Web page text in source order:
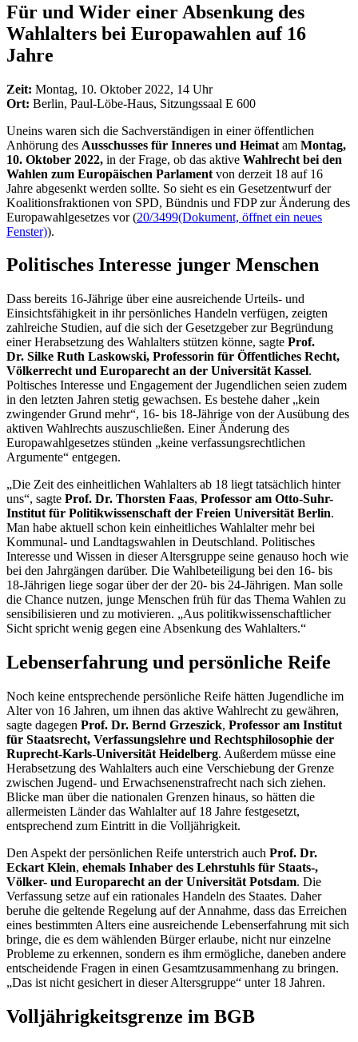
Für und Wider einer Absenkung des
Wahlalters bei Europawahlen auf 16
Jahre
Zeit: Montag, 10. Oktober 2022, 14 Uhr
Ort: Berlin, Paul-Löbe-Haus, Sitzungssaal E 600
Uneins waren sich die Sachverständigen in einer öffentlichen
Anhörung des Ausschusses für Inneres und Heimat am Montag,
10. Oktober 2022, in der Frage, ob das aktive Wahlrecht bei den
Wahlen zum Europäischen Parlament von derzeit 18 auf 16
Jahre abgesenkt werden sollte. So sieht es ein Gesetzentwurf der
Koalitionsfraktionen von SPD, Bündnis und FDP zur Änderung des
Europawahlgesetzes vor (20/3499(Dokument, öffnet ein neues
Fenster)).
Politisches Interesse junger Menschen
Dass bereits 16-Jährige über eine ausreichende Urteils- und
Einsichtsfähigkeit in ihr persönliches Handeln verfügen, zeigten
zahlreiche Studien, auf die sich der Gesetzgeber zur Begründung
einer Herabsetzung des Wahlalters stützen könne, sagte Prof.
Dr. Silke Ruth Laskowski, Professorin für Öffentliches Recht,
Völkerrecht und Europarecht an der Universität Kassel.
Poltisches Interesse und Engagement der Jugendlichen seien zudem
in den letzten Jahren stetig gewachsen. Es bestehe daher „kein
zwingender Grund mehr“, 16- bis 18-Jährige von der Ausübung des
aktiven Wahlrechts auszuschließen. Einer Änderung des
Europawahlgesetzes stünden „keine verfassungsrechtlichen
Argumente“ entgegen.
„Die Zeit des einheitlichen Wahlalters ab 18 liegt tatsächlich hinter
uns“, sagte Prof. Dr. Thorsten Faas, Professor am Otto-Suhr-
Institut für Politikwissenschaft der Freien Universität Berlin.
Man habe aktuell schon kein einheitliches Wahlalter mehr bei
Kommunal- und Landtagswahlen in Deutschland. Politisches
Interesse und Wissen in dieser Altersgruppe seine genauso hoch wie
bei den Jahrgängen darüber. Die Wahlbeteiligung bei den 16- bis
18-Jährigen liege sogar über der der 20- bis 24-Jährigen. Man solle
die Chance nutzen, junge Menschen früh für das Thema Wahlen zu
sensibilisieren und zu motivieren. „Aus politikwissenschaftlicher
Sicht spricht wenig gegen eine Absenkung des Wahlalters.“
Lebenserfahrung und persönliche Reife
Noch keine entsprechende persönliche Reife hätten Jugendliche im
Alter von 16 Jahren, um ihnen das aktive Wahlrecht zu gewähren,
sagte dagegen Prof. Dr. Bernd Grzeszick, Professor am Institut
für Staatsrecht, Verfassungslehre und Rechtsphilosophie der
Ruprecht-Karls-Universität Heidelberg. Außerdem müsse eine
Herabsetzung des Wahlalters auch eine Verschiebung der Grenze
zwischen Jugend- und Erwachsenenstrafrecht nach sich ziehen.
Blicke man über die nationalen Grenzen hinaus, so hätten die
allermeisten Länder das Wahlalter auf 18 Jahre festgesetzt,
entsprechend zum Eintritt in die Volljährigkeit.
Den Aspekt der persönlichen Reife unterstrich auch Prof. Dr.
Eckart Klein, ehemals Inhaber des Lehrstuhls für Staats-,
Völker- und Europarecht an der Universität Potsdam. Die
Verfassung setze auf ein rationales Handeln des Staates. Daher
beruhe die geltende Regelung auf der Annahme, dass das Erreichen
eines bestimmten Alters eine ausreichende Lebenserfahrung mit sich
bringe, die es dem wählenden Bürger erlaube, nicht nur einzelne
Probleme zu erkennen, sondern es ihm ermögliche, daneben andere
entscheidende Fragen in einen Gesamtzusammenhang zu bringen.
„Das ist nicht gesichert in dieser Altersgruppe“ unter 18 Jahren.
Volljährigkeitsgrenze im BGB